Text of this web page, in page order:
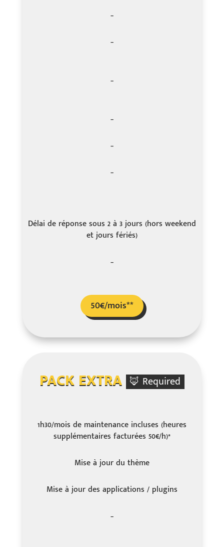
–
–
–
–
–
–
Délai de réponse sous 2 à 3 jours (hors weekend
et jours fériés)
–
50€/mois**
PACK EXTRA 🦊 Required
1h30/mois de maintenance incluses (heures
supplémentaires facturées 50€/h)*
Mise à jour du thème
Mise à jour des applications / plugins
–